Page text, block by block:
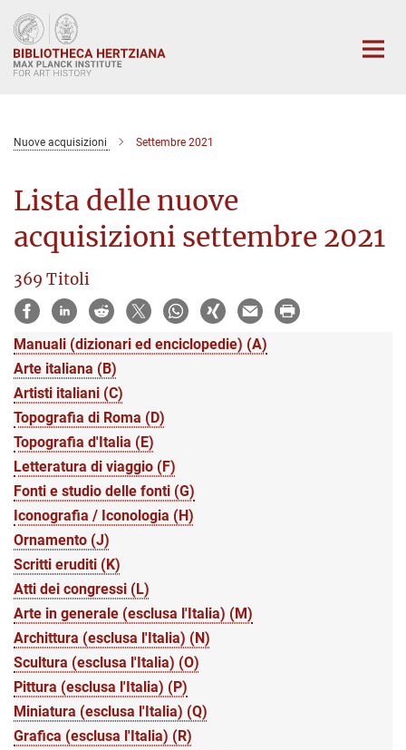
Main-
Content
Nuove acquisizioni Settembre 2021
Lista delle nuove
acquisizioni settembre 2021
369 Titoli
Manuali (dizionari ed enciclopedie) (A)
Arte italiana (B)
Artisti italiani (C)
Topografia di Roma (D)
Topografia d'Italia (E)
Letteratura di viaggio (F)
Fonti e studio delle fonti (G)
Iconografia / Iconologia (H)
Ornamento (J)
Scritti eruditi (K)
Atti dei congressi (L)
Arte in generale (esclusa l'Italia) (M)
Archittura (esclusa l'Italia) (N)
Scultura (esclusa l'Italia) (O)
Pittura (esclusa l'Italia) (P)
Miniatura (esclusa l'Italia) (Q)
Grafica (esclusa l'Italia) (R)